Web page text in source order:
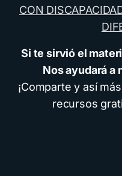
CON
Si te sirvió el
Nos ayudará a
¡Comparte y así
recursos